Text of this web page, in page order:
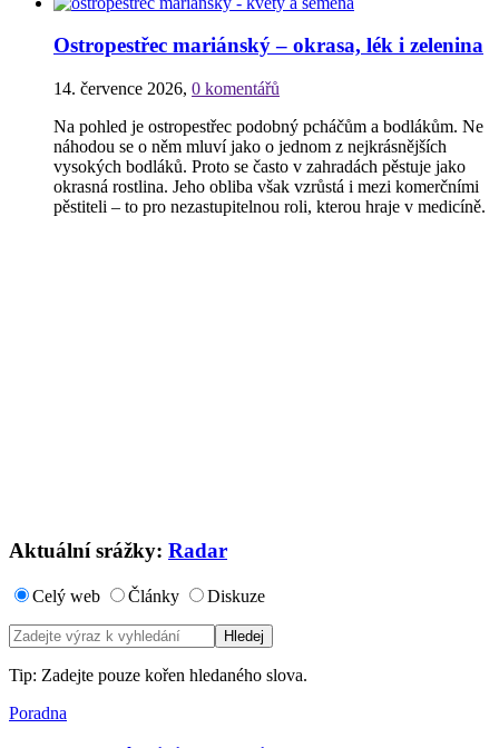
Ostropestřec mariánský – okrasa, lék i zelenina
14. července 2026, 0 komentářů
Na pohled je ostropestřec podobný pcháčům a bodlákům. Ne
náhodou se o něm mluví jako o jednom z nejkrásnějších
vysokých bodláků. Proto se často v zahradách pěstuje jako
okrasná rostlina. Jeho obliba však vzrůstá i mezi komerčními
pěstiteli – to pro nezastupitelnou roli, kterou hraje v medicíně.
Aktuální srážky: Radar
Celý web Články Diskuze
Tip: Zadejte pouze kořen hledaného slova.
Poradna